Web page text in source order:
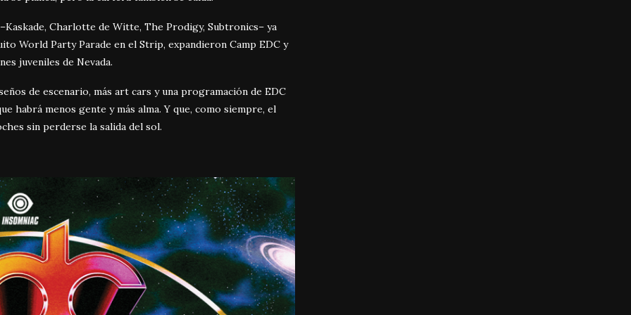
Charlotte de Witte, The Prodigy, Subtronics– ya
World Party Parade en el Strip, expandieron Camp EDC y
juveniles de Nevada.
de escenario, más art cars y una programación de EDC
habrá menos gente y más alma. Y que, como siempre, el
sin perderse la salida del sol.